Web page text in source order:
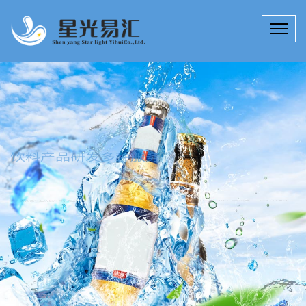
饮料产品研发多种服务
15年来，星光易汇技术团队专注于饮料产品研发、提升、创新；饮
料科技研究所拥有工程师、技师若干名，为客户定制高效、实用的
江西配制酒产品研发技术产品解决方案。
公司详情